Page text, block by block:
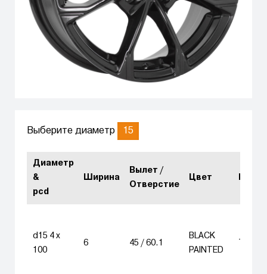
Выберите диаметр 15
Диаметр
&
pcd
Ширина
Вылет /
Отверстие
Цвет
d15 4 x
100
6 45 / 60.1
BLACK
PAINTED